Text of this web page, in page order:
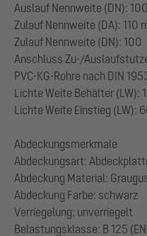
Auslauf Nennweite (DN): 100
Zulauf Nennweite (DA): 110
Zulauf Nennweite (DN): 100
Anschluss Zu-/
PVC-KG-Rohre nach DIN
Lichte Weite Behälter (LW):
Lichte Weite Einstieg (LW):
Abdeckungsmerkmale
Abdeckungsart:
Abdeckung Material:
Abdeckung Farbe: schwarz
Verriegelung: unverriegelt
Belastungsklasse: B 125